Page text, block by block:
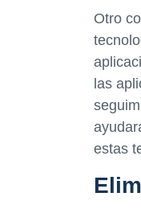
Otro
las
estas